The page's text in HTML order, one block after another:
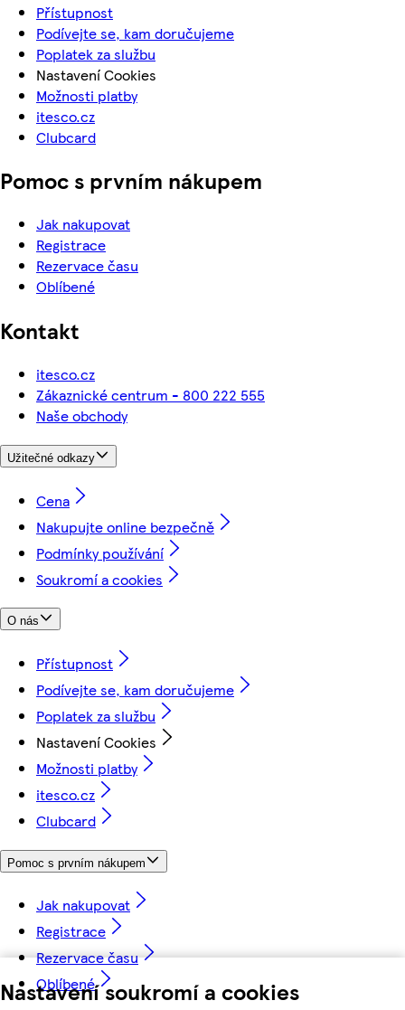
Nastavení soukromí a cookies
Přístupnost
Podívejte se, kam doručujeme
Poplatek za službu
Nastavení Cookies
Možnosti platby
itesco.cz
Clubcard
Pomoc s prvním nákupem
Jak nakupovat
Registrace
Rezervace času
Oblíbené
Kontakt
itesco.cz
Zákaznické centrum - 800 222 555
Naše obchody
Užitečné odkazy
Cena
Nakupujte online bezpečně
Podmínky používání
Soukromí a cookies
O nás
Přístupnost
Podívejte se, kam doručujeme
Poplatek za službu
Nastavení Cookies
Možnosti platby
itesco.cz
Clubcard
Pomoc s prvním nákupem
Jak nakupovat
Registrace
Rezervace času
Oblíbené